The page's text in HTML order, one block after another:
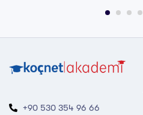
+90 530 354 96 66